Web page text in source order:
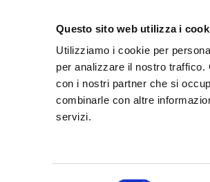
Questo sito web utilizza i
Utilizziamo i cookie per
per analizzare il nostro
con i nostri partner che si
combinarle con altre
servizi.
Provincia di Modena